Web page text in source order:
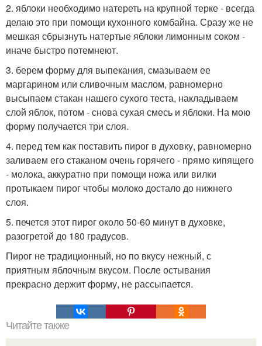
2. яблоки необходимо натереть на крупной терке - всегда
делаю это при помощи кухонного комбайна. Сразу же не
мешкая сбрызнуть натертые яблоки лимонным соком -
иначе быстро потемнеют.
3. берем форму для выпекания, смазываем ее
маргарином или сливочным маслом, равномерно
высыпаем стакан нашего сухого теста, накладываем
слой яблок, потом - снова сухая смесь и яблоки. На мою
форму получается три слоя.
4. перед тем как поставить пирог в духовку, равномерно
заливаем его стаканом очень горячего - прямо кипящего
- молока, аккуратно при помощи ножа или вилки
протыкаем пирог чтобы молоко достало до нижнего
слоя.
5. печется этот пирог около 50-60 минут в духовке,
разогретой до 180 градусов.
Пирог не традиционный, но по вкусу нежный, с
приятным яблочным вкусом. После остывания
прекрасно держит форму, не рассыпается.
Читайте также